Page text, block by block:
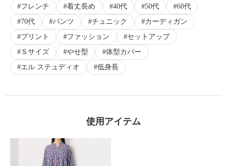
フレンチ
着丈長め 40代 50代
60代
70代
パンツ チュニック
カーディガン
プリント
ファッション
セットアップ
Ｓサイズ
やせ型
体型カバー
エル ステュディオ
低身長
使用アイテム